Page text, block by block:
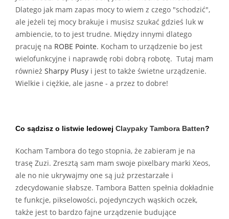
Dlatego jak mam zapas mocy to wiem z czego "schodzić",
ale jeżeli tej mocy brakuje i musisz szukać gdzieś luk w
ambiencie, to to jest trudne. Między innymi dlatego
pracuję na ROBE Pointe. Kocham to urządzenie bo jest
wielofunkcyjne i naprawdę robi dobrą robotę. Tutaj mam
również Sharpy Plusy i jest to także świetne urządzenie.
Wielkie i ciężkie, ale jasne - a przez to dobre!
Co sądzisz o listwie ledowej Claypaky Tambora Batten?
Kocham Tambora do tego stopnia, że zabieram je na
trasę Zuzi. Zresztą sam mam swoje pixelbary marki Xeos,
ale no nie ukrywajmy one są już przestarzałe i
zdecydowanie słabsze. Tambora Batten spełnia dokładnie
te funkcje, pikselowości, pojedynczych wąskich oczek,
także jest to bardzo fajne urządzenie budujące